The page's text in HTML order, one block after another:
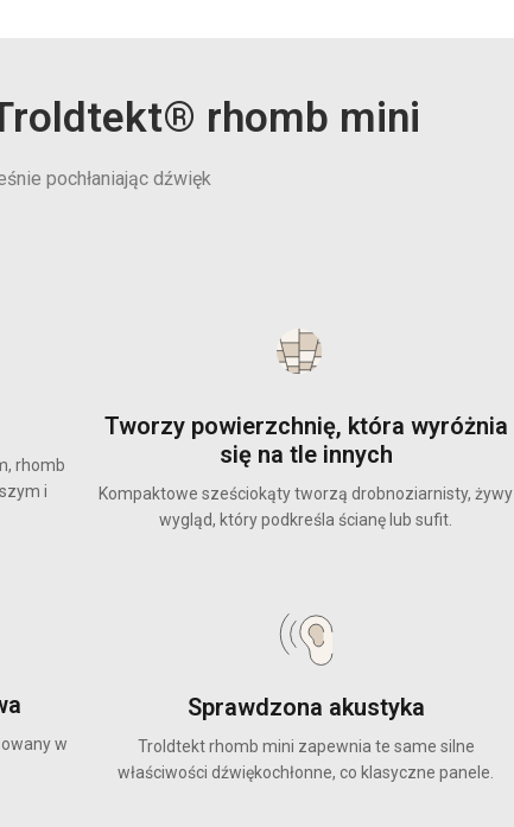
rhomb mini
pochłaniając dźwięk
rhomb
i
w
Tworzy powierzchnię, która wyróżnia
się na tle innych
Kompaktowe sześciokąty tworzą drobnoziarnisty, żywy
wygląd, który podkreśla ścianę lub sufit.
Sprawdzona akustyka
Troldtekt rhomb mini zapewnia te same silne
właściwości dźwiękochłonne, co klasyczne panele.